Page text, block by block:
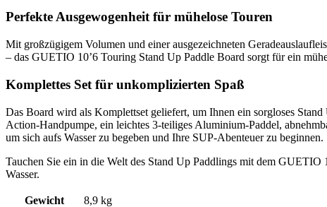
Perfekte Ausgewogenheit für mühelose Touren
Mit großzügigem Volumen und einer ausgezeichneten
– das GUETIO 10’6 Touring Stand Up Paddle Board sorgt für ein
Komplettes Set für unkomplizierten Spaß
Das Board wird als Komplettset geliefert, um Ihnen ein sorgloses
Action-Handpumpe, ein leichtes 3-teiliges Aluminium-Paddel,
um sich aufs Wasser zu begeben und Ihre SUP-Abenteuer zu beginnen.
Tauchen Sie ein in die Welt des Stand Up Paddlings mit dem
Wasser.
Gewicht
8,9 kg